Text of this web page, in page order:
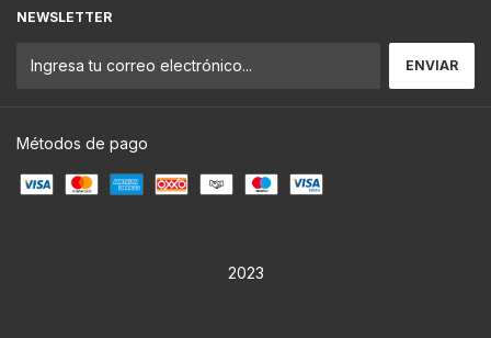
NEWSLETTER
Métodos de pago
2023